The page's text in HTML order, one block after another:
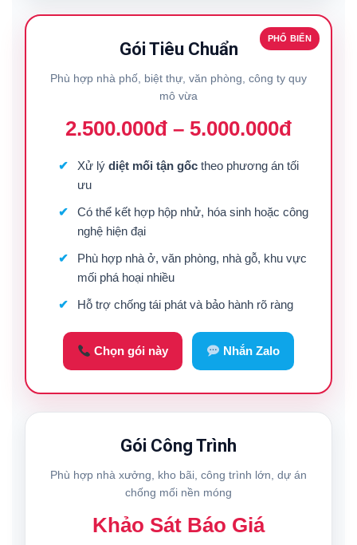
PHỔ BIẾN
Gói Tiêu Chuẩn
Phù hợp nhà phố, biệt thự, văn phòng, công ty quy
mô vừa
2.500.000đ – 5.000.000đ
Xử lý diệt mối tận gốctheo phương án tối
ưu
Có thể kết hợp hộp nhử, hóa sinh hoặc công
nghệ hiện đại
Phù hợp nhà ở, văn phòng, nhà gỗ, khu vực
mối phá hoại nhiều
Hỗ trợ chống tái phát và bảo hành rõ ràng
Chọn gói này Nhắn Zalo
Gói Công Trình
Phù hợp nhà xưởng, kho bãi, công trình lớn, dự án
chống mối nền móng
Khảo Sát Báo Giá